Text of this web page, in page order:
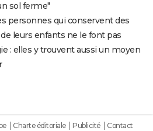
sol ferme"
personnes qui conservent des
leurs enfants ne le font pas
: elles y trouvent aussi un moyen
Charte éditoriale Publicité
Contact